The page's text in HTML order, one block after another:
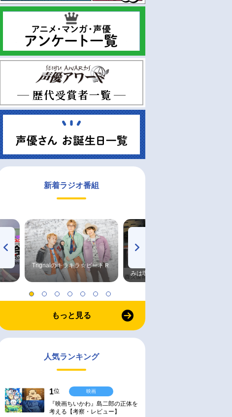
新着ラジオ番組
Trignalのキラキラ☆ビートＲ
みは塩だけ
もっと見る
人気ランキング
1位
『映画ちいかわ』島二郎の正体を
考える【考察・レビュー】
映画